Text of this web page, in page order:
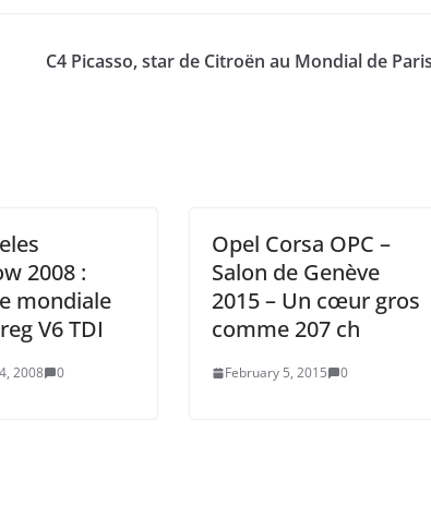
C4 Picasso, star de Citroën au Mondial de Paris
2008 :
mondiale
V6 TDI
2008 0
Opel Corsa OPC –
Salon de Genève
2015 – Un cœur gros
comme 207 ch
February 5, 2015 0